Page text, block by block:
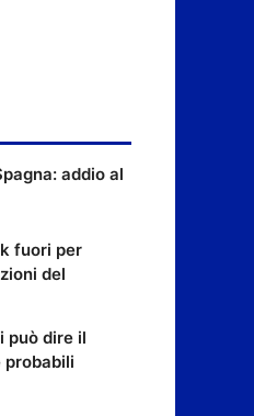
addio al
fuori per
del
può dire il
probabili